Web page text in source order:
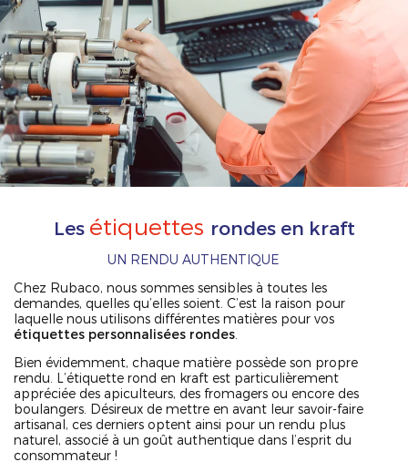
Les étiquettes rondes en kraft
UN RENDU AUTHENTIQUE
Chez Rubaco, nous sommes sensibles à toutes les
demandes, quelles qu’elles soient. C’est la raison pour
laquelle nous utilisons différentes matières pour vos
étiquettes personnalisées rondes
Bien évidemment, chaque matière possède son propre
rendu. L’étiquette rond en kraft est particulièrement
appréciée des apiculteurs, des fromagers ou encore des
boulangers. Désireux de mettre en avant leur savoir-faire
artisanal, ces derniers optent ainsi pour un rendu plus
naturel, associé à un goût authentique dans l’esprit du
consommateur !